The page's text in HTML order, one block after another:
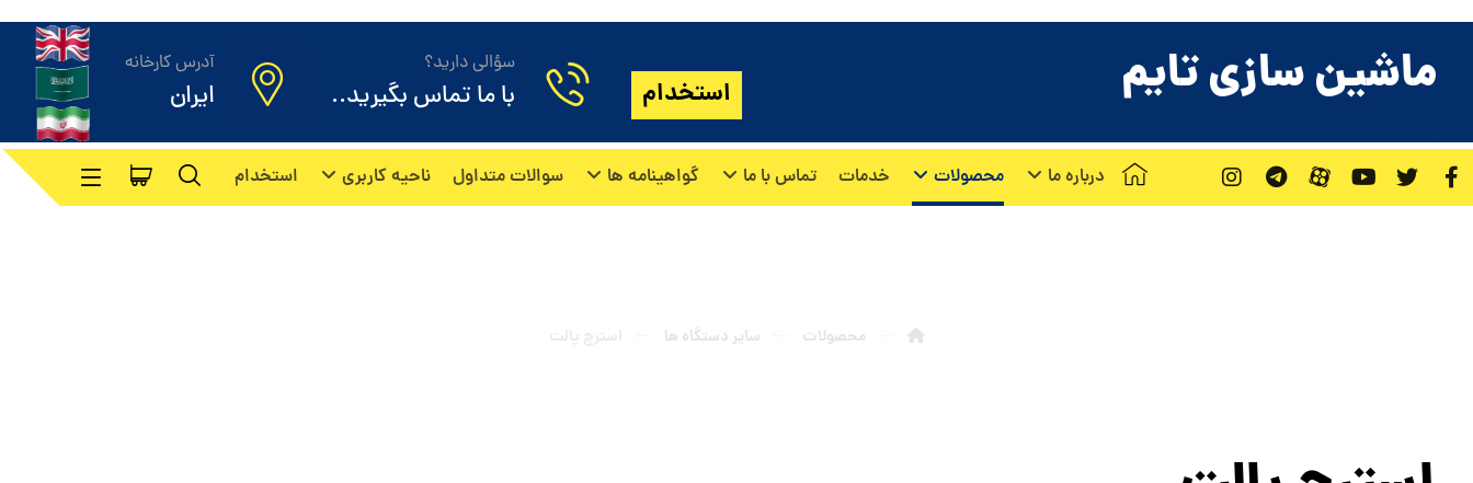
ماشین سازی تایم آدرس کارخانه
ایران
سؤالی دارید؟
با ما تماس بگیرید.. استخدام
درباره ما محصولات خدمات تماس با ما گواهینامه ها سوالات متداول ناحیه کاربری استخدام
محصولات سایر دستگاه ها